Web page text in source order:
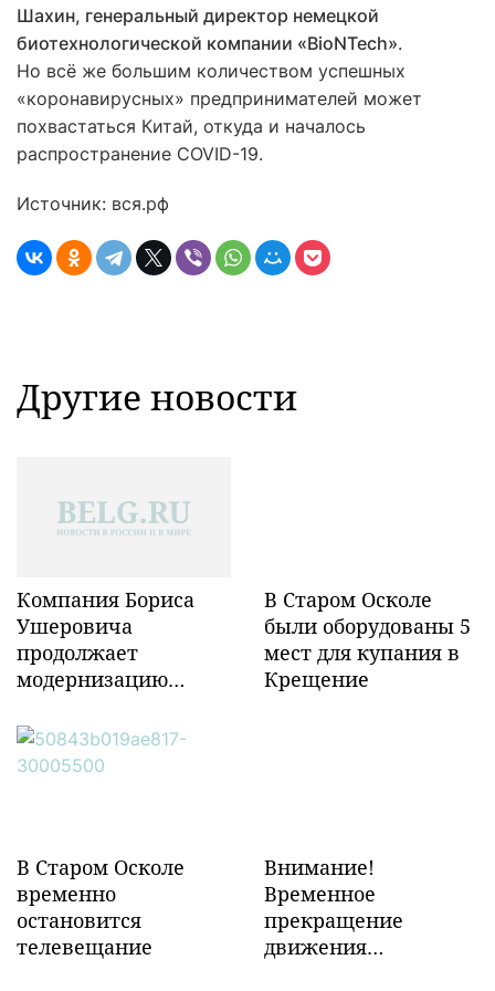
Шахин, генеральный директор немецкой
биотехнологической компании «BioNTech».
Но всё же большим количеством успешных
«коронавирусных» предпринимателей может
похвастаться Китай, откуда и началось
распространение COVID-19.
Источник: вся.рф
Другие новости
Компания Бориса
Ушеровича
продолжает
модернизацию
инфраструктуры в
Забайкалье
В Старом Осколе
были оборудованы 5
мест для купания в
Крещение
В Старом Осколе
временно
остановится
телевещание
Внимание!
Временное
прекращение
движения